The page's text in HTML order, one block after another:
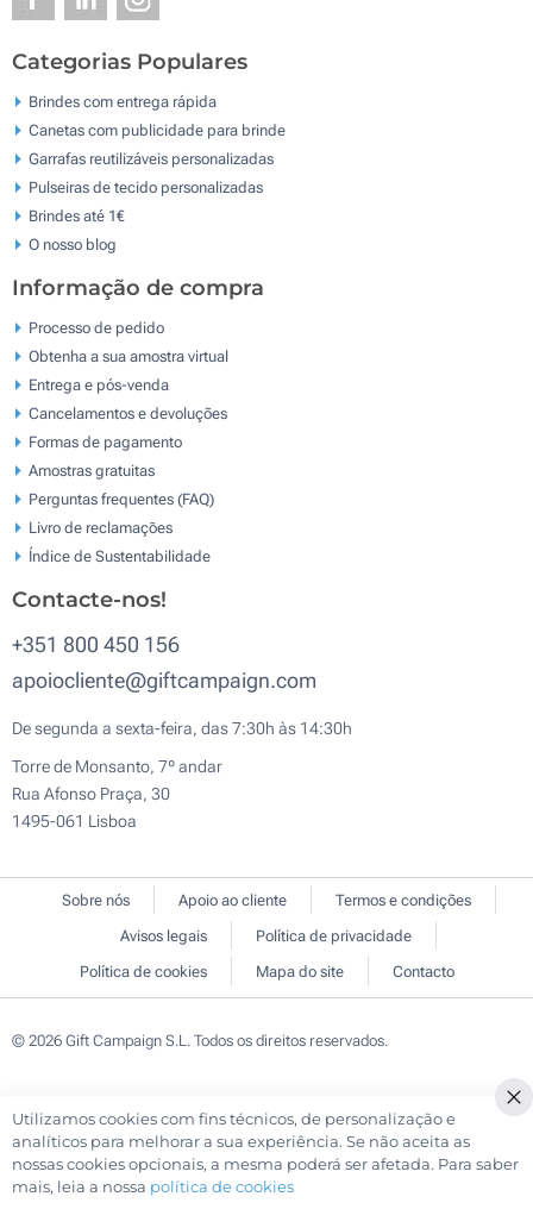
Categorias Populares
Brindes com entrega rápida
Canetas com publicidade para brinde
Garrafas reutilizáveis personalizadas
Pulseiras de tecido personalizadas
Brindes até 1€
O nosso blog
Informação de compra
Processo de pedido
Obtenha a sua amostra virtual
Entrega e pós-venda
Cancelamentos e devoluções
Formas de pagamento
Amostras gratuitas
Perguntas frequentes (FAQ)
Livro de reclamaçōes
Índice de Sustentabilidade
Contacte-nos!
+351 800 450 156
apoiocliente@giftcampaign.com
De segunda a sexta-feira, das 7:30h às 14:30h
Torre de Monsanto, 7º andar
Rua Afonso Praça, 30
1495-061 Lisboa
Sobre nós Apoio ao cliente
Termos e condições
Avisos legais
Política de privacidade
Política de cookies
Mapa do site Contacto
© 2026 Gift Campaign S.L. Todos os direitos reservados.
Utilizamos cookies com fins técnicos, de personalização e
analíticos para melhorar a sua experiência. Se não aceita as
nossas cookies opcionais, a mesma poderá ser afetada. Para saber
mais, leia a nossa política de cookies